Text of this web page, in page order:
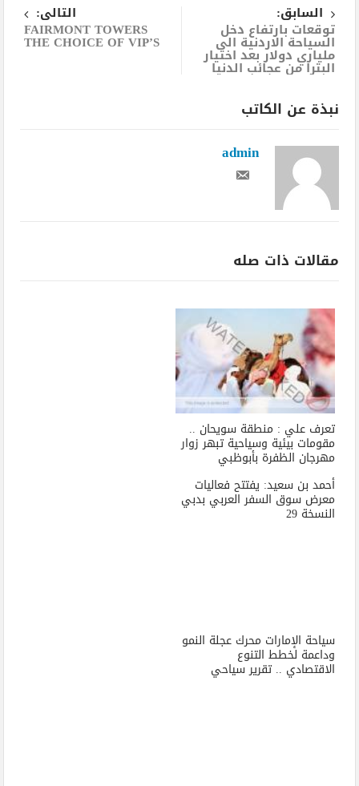
السابق:
توقعات بارتفاع دخل
السياحة الاردنية الى
ملياري دولار بعد اختيار
البترا من عجائب الدنيا
التالى:
FAIRMONT TOWERS
THE CHOICE OF VIP’S
نبذة عن الكاتب
admin
مقالات ذات صله
تعرف علي : منطقة سويحان ..
مقومات بيئية وسياحية تبهر زوار
مهرجان الظفرة بأبوظبي
أحمد بن سعيد: يفتتح فعاليات
معرض سوق السفر العربي بدبي
النسخة 29
سياحة الإمارات محرك عجلة النمو
وداعمة لخطط التنوع
الاقتصادي .. تقرير سياحي